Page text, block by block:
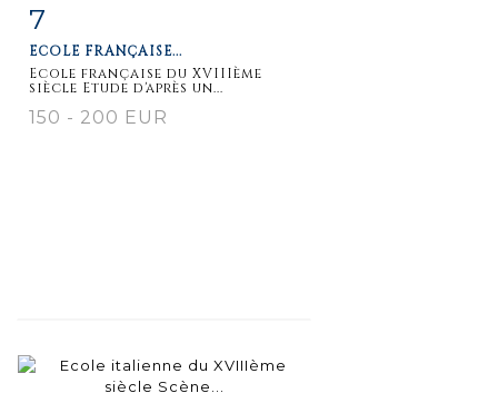
7
ECOLE FRANÇAISE...
Ecole française du XVIIIème
siècle Etude d'après un...
150 - 200 EUR